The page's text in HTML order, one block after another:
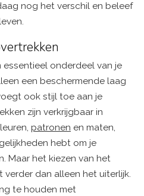
nog het verschil en beleef
essentieel onderdeel van je
een beschermende laag
ook stijl toe aan je
zijn verkrijgbaar in
patronen en maten,
hebt om je
Maar het kiezen van het
dan alleen het uiterlijk.
te houden met